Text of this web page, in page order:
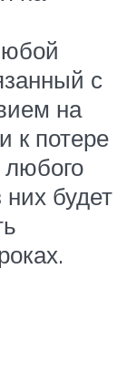
с
на
к потере
будет